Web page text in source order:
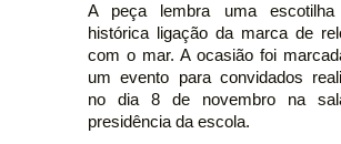
A peça lembra uma escotilha
histórica ligação da marca de
com o mar. A ocasião foi
um evento para convidados
no dia 8 de novembro na
presidência da escola.